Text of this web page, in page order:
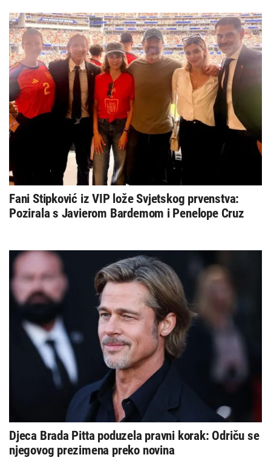
Fani Stipković iz VIP lože Svjetskog prvenstva:
Pozirala s Javierom Bardemom i Penelope Cruz
Djeca Brada Pitta poduzela pravni korak: Odriču se
njegovog prezimena preko novina